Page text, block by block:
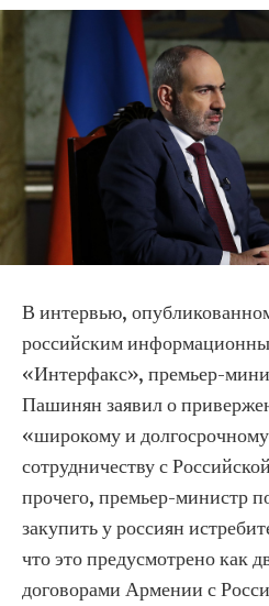
В интервью,
российским
«Интерфакс», премьер-
Пашинян заявил о
«широкому и
сотрудничеству с
прочего, премьер-министр
закупить у россиян
что это предусмотрено как
договорами Армении с